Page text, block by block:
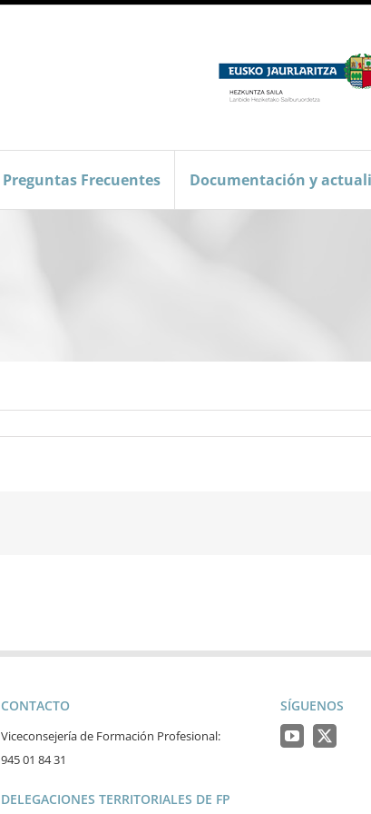
Preguntas Frecuentes Documentación y
CONTACTO
Viceconsejería de Formación Profesional:
945 01 84 31
DELEGACIONES TERRITORIALES DE FP
SÍGUENOS